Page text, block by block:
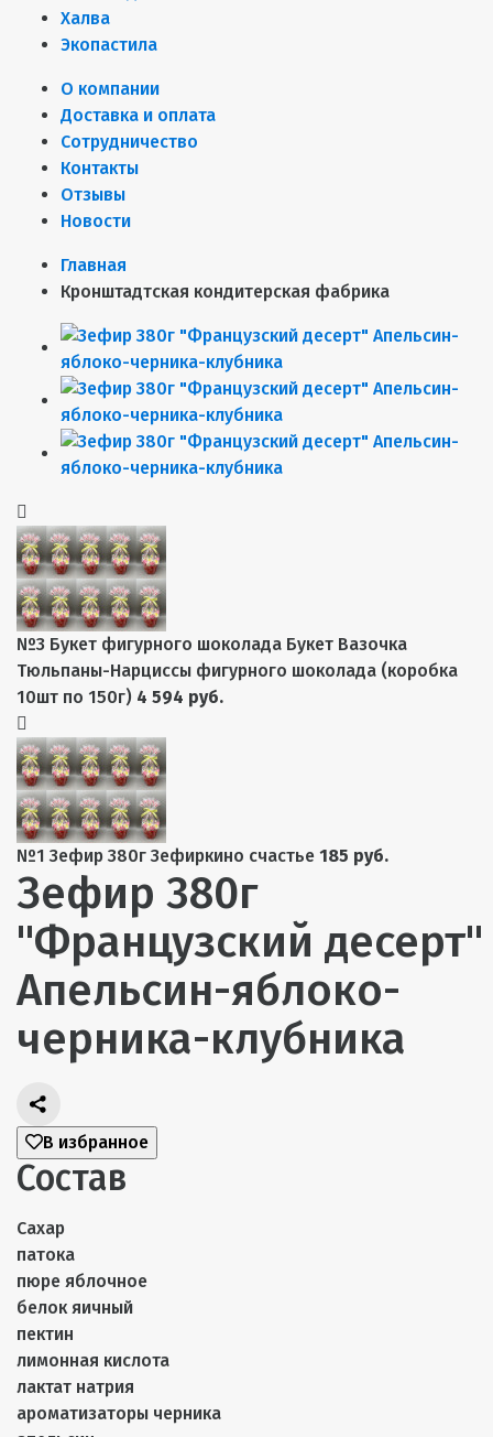
Халва
Экопастила
О компании
Доставка и оплата
Сотрудничество
Контакты
Отзывы
Новости
Главная
Кронштадтская кондитерская фабрика
№3 Букет фигурного шоколада Букет Вазочка
Тюльпаны-Нарциссы фигурного шоколада (коробка
10шт по 150г) 4 594 руб.
№1 Зефир 380г Зефиркино счастье 185 руб.
Зефир 380г
"Французский десерт"
Апельсин-яблоко-
черника-клубника
В избранное
Состав
Сахар
патока
пюре яблочное
белок яичный
пектин
лимонная кислота
лактат натрия
ароматизаторы черника